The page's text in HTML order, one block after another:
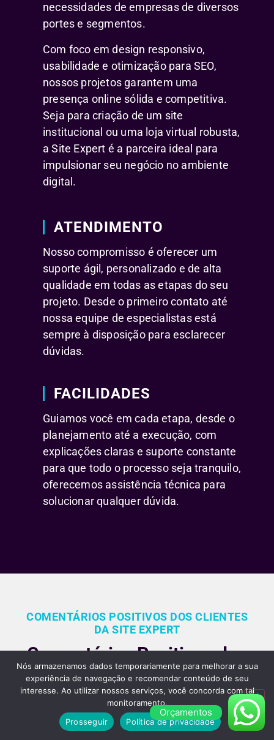
necessidades de empresas de diversos
portes e segmentos.
Com foco em design responsivo,
usabilidade e otimização para SEO,
nossos projetos garantem uma
presença online sólida e competitiva.
Seja para criação de um site
institucional ou uma loja virtual robusta,
a Site Expert é a parceira ideal para
impulsionar seu negócio no ambiente
digital.
ATENDIMENTO
Nosso compromisso é oferecer um
suporte ágil, personalizado e de alta
qualidade em todas as etapas do seu
projeto. Desde o primeiro contato até
nossa equipe de especialistas está
sempre à disposição para esclarecer
dúvidas.
FACILIDADES
Guiamos você em cada etapa, desde o
planejamento até a execução, com
explicações claras e suporte constante
para que todo o processo seja tranquilo,
oferecemos assistência técnica para
solucionar qualquer dúvida.
COMENTÁRIOS POSITIVOS DOS CLIENTES
DA SITE EXPERT
Comentários Positivos dos
Nossos Clientes Sobre
Nossos Serviços de
Criação de Sites em São
Orçamentos
Nós armazenamos dados temporariamente para melhorar a sua
experiência de navegação e recomendar conteúdo de seu
interesse. Ao utilizar nossos serviços, você concorda com tal
monitoramento.
Prosseguir
Política de privacidade